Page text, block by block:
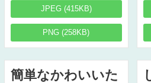
JPEG (415KB)
PNG (258KB)
簡単なかわいいた